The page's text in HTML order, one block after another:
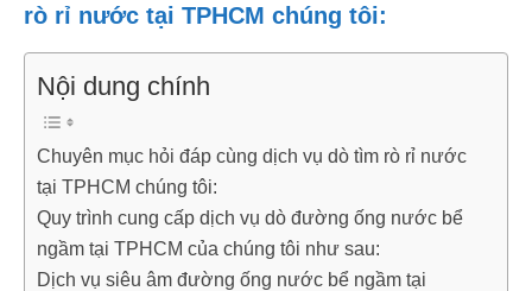
rò rỉ nước tại TPHCM chúng tôi:
Nội dung chính
Chuyên mục hỏi đáp cùng dịch vụ dò tìm rò rỉ nước
tại TPHCM chúng tôi:
Quy trình cung cấp dịch vụ dò đường ống nước bể
ngầm tại TPHCM của chúng tôi như sau:
Dịch vụ siêu âm đường ống nước bể ngầm tại